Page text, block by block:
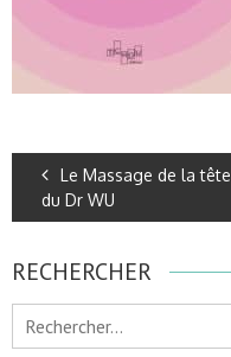
Le Massage de la tête
du Dr WU
RECHERCHER
Rechercher :